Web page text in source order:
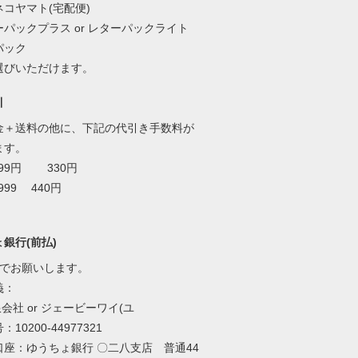
コヤマト(宅配便)
パックプラス or レターパックライト
ック
びいただけます。
＋送料の他に、下記の代引き手数料が
。
円 330円
440円
銀行(前払)
お願いします。
社 or ジェービーワイ(ユ
：10200-44977321
座：ゆうちょ銀行 〇二八支店 普通44